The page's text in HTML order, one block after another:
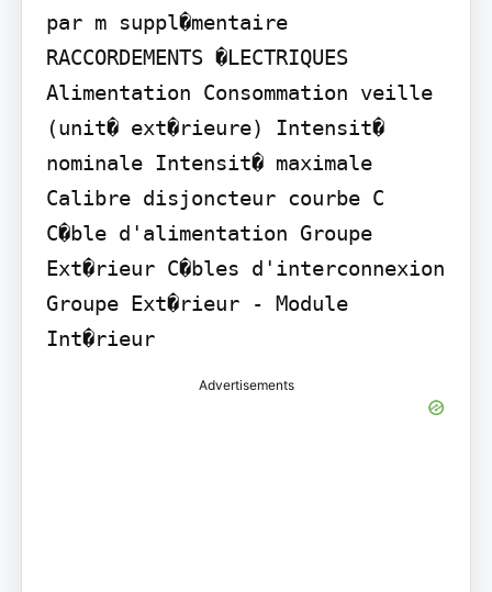
par m suppl�mentaire
RACCORDEMENTS �LECTRIQUES
Alimentation Consommation veille
(unit� ext�rieure) Intensit�
nominale Intensit� maximale
Calibre disjoncteur courbe C
C�ble d'alimentation Groupe
Ext�rieur C�bles d'interconnexion
Groupe Ext�rieur - Module
Int�rieur
Advertisements